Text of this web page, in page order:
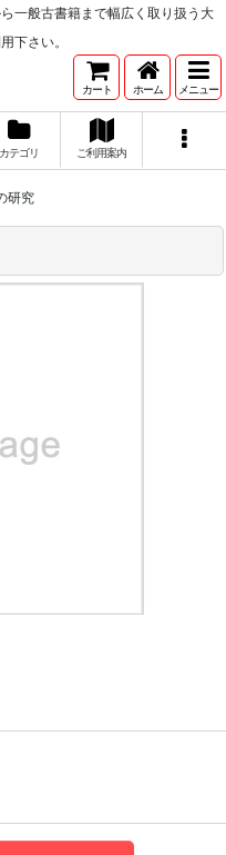
一般古書籍まで幅広く取り扱う大
下さい。
カート ホーム メニュー
カテゴリ ご利用案内
研究